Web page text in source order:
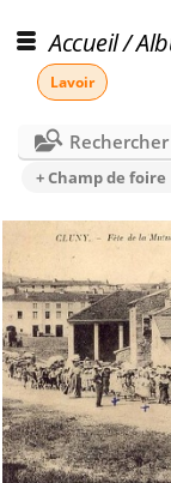
Accueil/
Lavoir
+ Champ de foire